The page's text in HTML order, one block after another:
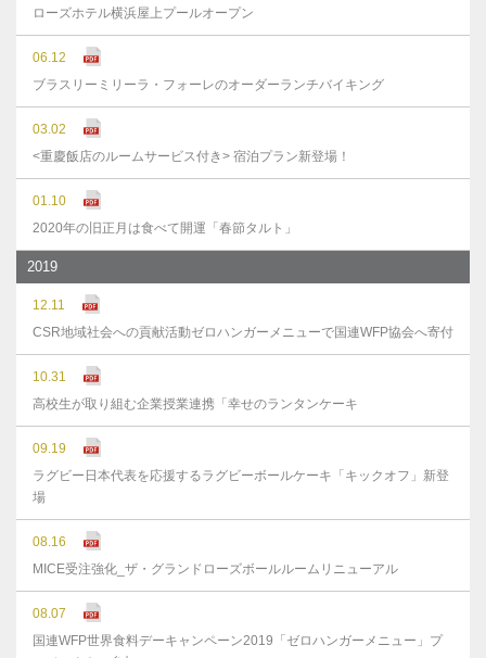
ローズホテル横浜屋上プールオープン
06.12
ブラスリーミリーラ・フォーレのオーダーランチバイキング
03.02
<重慶飯店のルームサービス付き> 宿泊プラン新登場！
01.10
2020年の旧正月は食べて開運「春節タルト」
2019
12.11
CSR地域社会への貢献活動ゼロハンガーメニューで国連WFP協会へ寄付
10.31
高校生が取り組む企業授業連携「幸せのランタンケーキ
09.19
ラグビー日本代表を応援するラグビーボールケーキ「キックオフ」新登
場
08.16
MICE受注強化_ザ・グランドローズボールルームリニューアル
08.07
国連WFP世界食料デーキャンペーン2019「ゼロハンガーメニュー」プ